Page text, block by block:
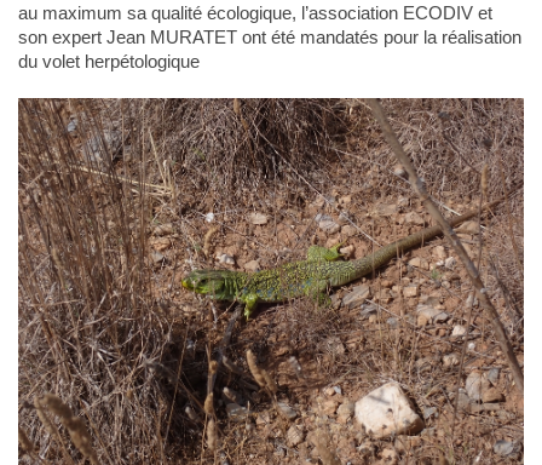
au maximum sa qualité écologique, l’association ECODIV et
son expert Jean MURATET ont été mandatés pour la réalisation
du volet herpétologique